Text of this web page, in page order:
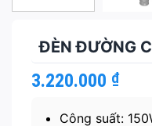
ĐÈN ĐƯỜNG
3.220.000 ₫
Công suất: